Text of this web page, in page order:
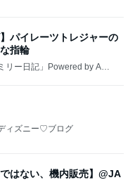
！！
放題